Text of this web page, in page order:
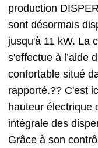
production
sont désormais
jusqu'à 11 kW. La
s'effectue à l’aide
confortable situé
rapporté.?? C'est
hauteur électrique
intégrale des
Grâce à son